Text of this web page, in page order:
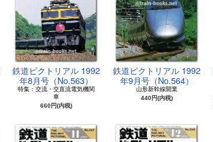
鉄道ピクトリアル 1992
年8月号（No.563）
特集：交流・交直流電気機関
車
660円(内税)
鉄道ピクトリアル 1992
年9月号（No.564）
山形新幹線開業
440円(内税)